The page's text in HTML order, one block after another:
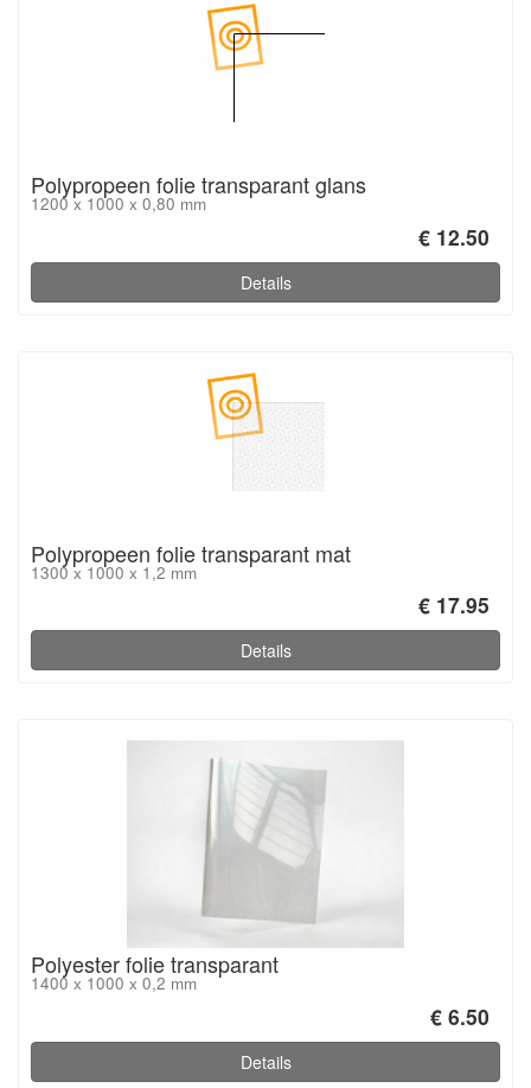
Polypropeen folie transparant glans
1200 x 1000 x 0,80 mm
€ 12.50
Details
Polypropeen folie transparant mat
1300 x 1000 x 1,2 mm
€ 17.95
Details
Polyester folie transparant
1400 x 1000 x 0,2 mm
€ 6.50
Details